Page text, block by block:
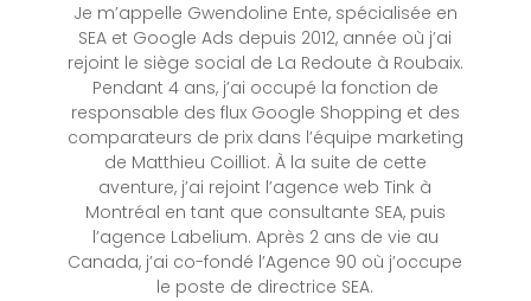
Je m’appelle Gwendoline Ente, spécialisée en
SEA et Google Ads depuis 2012, année où j’ai
rejoint le siège social de La Redoute à Roubaix.
Pendant 4 ans, j’ai occupé la fonction de
responsable des flux Google Shopping et des
comparateurs de prix dans l’équipe marketing
de Matthieu Coilliot. À la suite de cette
aventure, j’ai rejoint l’agence web Tink à
Montréal en tant que consultante SEA, puis
l’agence Labelium. Après 2 ans de vie au
Canada, j’ai co-fondé l’Agence 90 où j’occupe
le poste de directrice SEA.